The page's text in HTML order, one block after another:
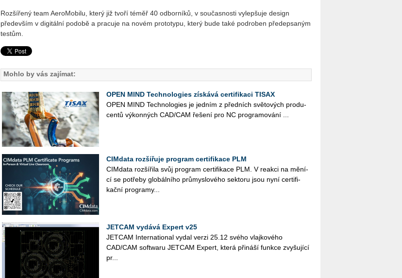
Rozšířený team AeroMobilu, který již tvoří téměř 40 odborníků, v současnosti vylepšuje design
především v digitální podobě a pracuje na novém prototypu, který bude také podroben předepsaným
testům.
Mohlo by vás zajímat:
OPEN MIND Technologies získává certifikaci TISAX
OPEN MIND Tech­no­lo­gies je jed­ním z před­ních svě­to­vých pro­du­
cen­tů vý­kon­ných CAD/CAM ře­še­ní pro NC pro­gra­mo­vá­ní ...
CIMdata rozšiřuje program certifikace PLM
CIM­da­ta roz­ší­ři­la svůj pro­gram cer­ti­fi­ka­ce PLM. V re­ak­ci na mě­ní­
cí se po­tře­by glo­bál­ní­ho prů­mys­lo­vé­ho sek­to­ru jsou nyní cer­ti­fi­
kač­ní pro­gra­my...
JETCAM vydává Expert v25
JET­CAM In­ter­nati­o­nal vydal verzi 25.12 svého vlaj­ko­vé­ho
CAD/CAM soft­wa­ru JET­CAM Ex­pert, která při­ná­ší funk­ce zvy­šu­jí­cí
pr...